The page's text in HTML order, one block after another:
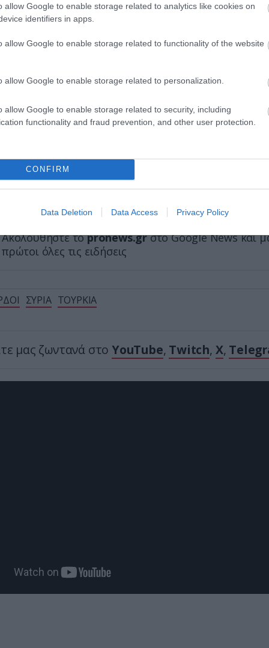
allow Google to enable storage related to analytics like cookies on
identifiers in apps.
allow Google to enable storage related to functionality of the website
allow Google to enable storage related to personalization.
allow Google to enable storage related to security, including
functionality and fraud prevention, and other user protection.
CONFIRM
Data Deletion Data Access Privacy Policy
Αφρική, τη Μέση Ανατολή και τα Βαλκάνια,
σε συγκρούσεις, καθώς και για την ειρηνική
συγκρούσεων».
Ντάμπι: Χτίζουν «νησί ευεξίας» 11 δισ. δολαρίων
φιλόδοξα projects
άγχος, θυμός και ενοχές
της Σαντορίνης – Ο 15χρονος που μπορεί να
ολόκληρη την ιστορία
Ακολουθήστε τοpronews.grστο Google News και
πρώτοι όλες τις ειδήσεις
ΣΥΡΙΑ ΤΟΥΡΚΙΑ
μας ζωντανά στο YouTube, Twitch, X,